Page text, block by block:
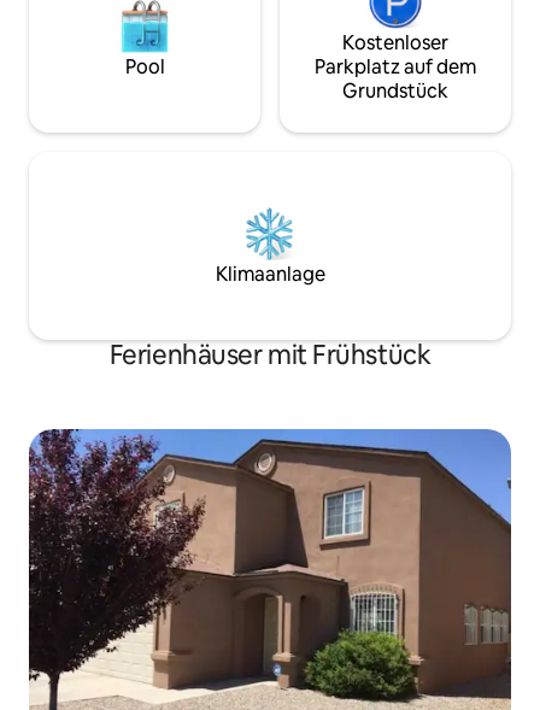
Pool
Kostenloser
Parkplatz auf dem
Grundstück
Klimaanlage
Ferienhäuser mit Frühstück